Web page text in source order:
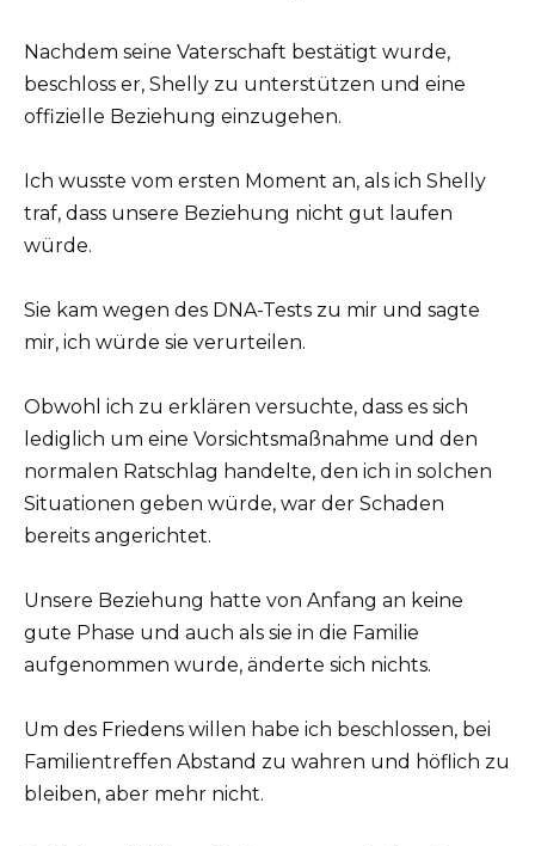
Nachdem seine Vaterschaft bestätigt wurde,
beschloss er, Shelly zu unterstützen und eine
offizielle Beziehung einzugehen.
Ich wusste vom ersten Moment an, als ich Shelly
traf, dass unsere Beziehung nicht gut laufen
würde.
Sie kam wegen des DNA-Tests zu mir und sagte
mir, ich würde sie verurteilen.
Obwohl ich zu erklären versuchte, dass es sich
lediglich um eine Vorsichtsmaßnahme und den
normalen Ratschlag handelte, den ich in solchen
Situationen geben würde, war der Schaden
bereits angerichtet.
Unsere Beziehung hatte von Anfang an keine
gute Phase und auch als sie in die Familie
aufgenommen wurde, änderte sich nichts.
Um des Friedens willen habe ich beschlossen, bei
Familientreffen Abstand zu wahren und höflich zu
bleiben, aber mehr nicht.